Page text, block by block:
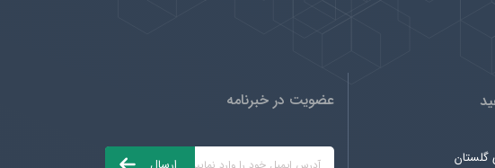
گلستان
عضویت در خبرنامه